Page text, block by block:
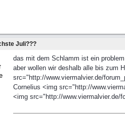
Juli???
das mit dem Schlamm ist ein
aber wollen wir deshalb alle bis zum
src="http://www.viermalvier.de/
Cornelius <img src="http://
<img src="http://www.viermalvier.de/